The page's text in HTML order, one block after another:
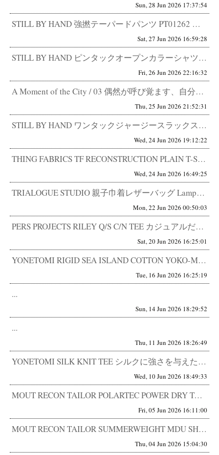
Sun, 28 Jun 2026 17:37:54
STILL BY HAND 強撚テーパードパンツ PT01262 きちんと見せるためではない。 格好良く見せるためのスラ...
Sat, 27 Jun 2026 16:59:28
STILL BY HAND ピンタックオープンカラーシャツ SH07261 普通に見えてしまうほど、作り込まれている。 ...
Fri, 26 Jun 2026 22:16:32
A Moment of the City / 03 偶然が呼び覚ます、自分のBPM 都内在住 53歳 町中華ならぬ町セレ...
Thu, 25 Jun 2026 21:52:31
STILL BY HAND ワンタックジャージースラックス CS06261 快適なパンツは増えた。 最近は本当に快適なパ...
Wed, 24 Jun 2026 19:12:22
THING FABRICS TF RECONSTRUCTION PLAIN T-SHIRT 高機能生地の概念を変える一枚...
Wed, 24 Jun 2026 16:49:25
TRIALOGUE STUDIO 親子巾着レザーバッグ Lampa別注 ほぼ自分のため。巾着を、ここまで本気で作る。 正...
Mon, 22 Jun 2026 00:50:03
PERS PROJECTS RILEY Q/S C/N TEE カジュアルだけど、品がある。 都市型ベースボールTEE。...
Sat, 20 Jun 2026 16:25:01
YONETOMI RIGID SEA ISLAND COTTON YOKO-MARUDO KNIT TEE 世界最高品質...
Tue, 16 Jun 2026 16:25:19
...
Sun, 14 Jun 2026 18:29:52
...
Thu, 11 Jun 2026 18:26:49
YONETOMI SILK KNIT TEE シルクに強さを与えた。 触った瞬間に、仕入れを決めた。 正直、こういうシル...
Wed, 10 Jun 2026 18:49:33
MOUT RECON TAILOR POLARTEC POWER DRY TACTICAL T-SHIRTS MT-19...
Fri, 05 Jun 2026 16:11:00
MOUT RECON TAILOR SUMMERWEIGHT MDU SHORTS MT-1906 違和感は、やがて基準...
Thu, 04 Jun 2026 15:04:30